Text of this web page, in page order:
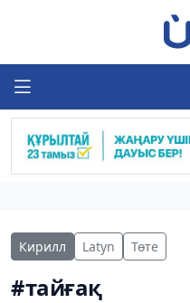
Кирилл Latyn Төте
#тайғақ